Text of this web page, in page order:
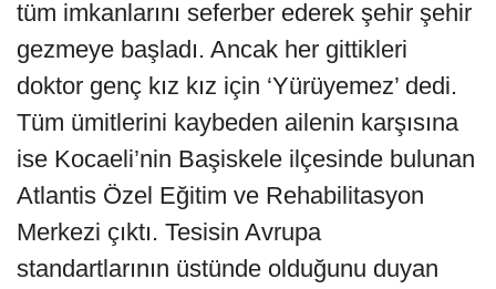
tüm imkanlarını seferber ederek şehir şehir
gezmeye başladı. Ancak her gittikleri
doktor genç kız kız için ‘Yürüyemez’ dedi.
Tüm ümitlerini kaybeden ailenin karşısına
ise Kocaeli’nin Başiskele ilçesinde bulunan
Atlantis Özel Eğitim ve Rehabilitasyon
Merkezi çıktı. Tesisin Avrupa
standartlarının üstünde olduğunu duyan